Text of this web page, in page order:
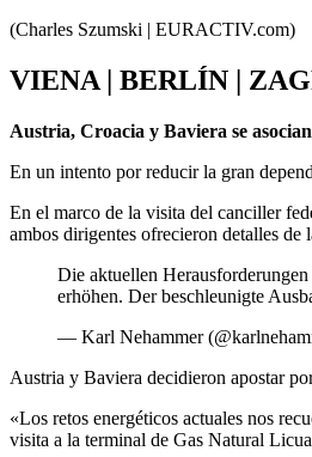
(Charles Szumski | EURACTIV.com)
VIENA | BERLÍN |
Austria, Croacia y Baviera se
En un intento por reducir la gran
En el marco de la visita del canciller
ambos dirigentes ofrecieron detalles de
Die aktuellen
erhöhen. Der beschleunigte
— Karl Nehammer
Austria y Baviera decidieron apostar
«Los retos energéticos actuales nos
visita a la terminal de Gas Natural